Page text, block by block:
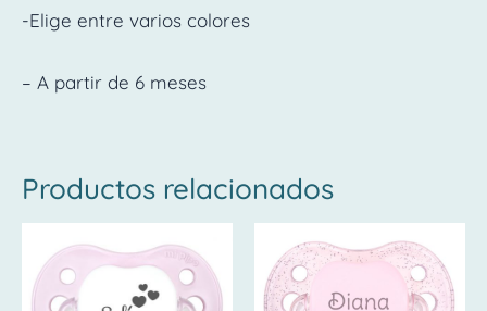
-Elige entre varios colores
– A partir de 6 meses
Productos relacionados